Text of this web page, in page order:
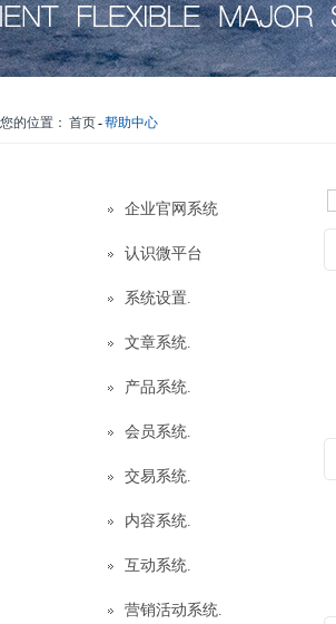
您的位置： 首页-帮助中心
企业官网系统
认识微平台
系统设置.
文章系统.
产品系统.
会员系统.
交易系统.
内容系统.
互动系统.
营销活动系统.